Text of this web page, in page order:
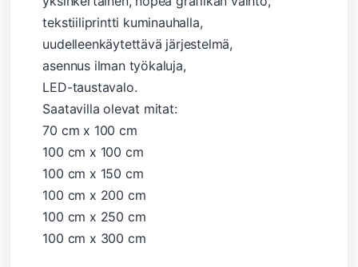
tekstiiliprintti kuminauhalla,
uudelleenkäytettävä järjestelmä,
asennus ilman työkaluja,
LED-taustavalo.
Saatavilla olevat mitat:
70 cm x 100 cm
100 cm x 100 cm
100 cm x 150 cm
100 cm x 200 cm
100 cm x 250 cm
100 cm x 300 cm